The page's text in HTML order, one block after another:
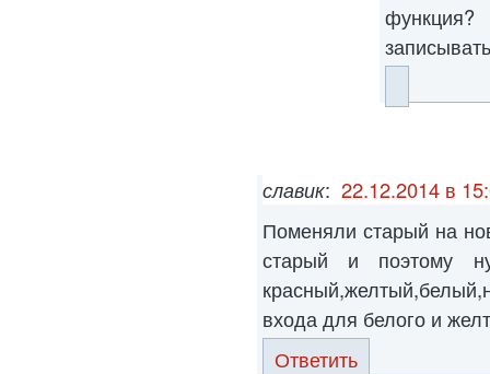
славик: 22.12.2014 в
Поменяли старый на
старый и поэтому
входа для белого и
Ответить